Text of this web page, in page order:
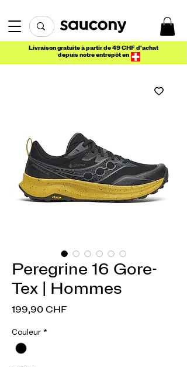
Livraison gratuite à partir de 49 CHF d'achat
depuis notre entrepôt en
Peregrine 16 Gore-
Tex | Hommes
199,90 CHFPrix
Couleur *